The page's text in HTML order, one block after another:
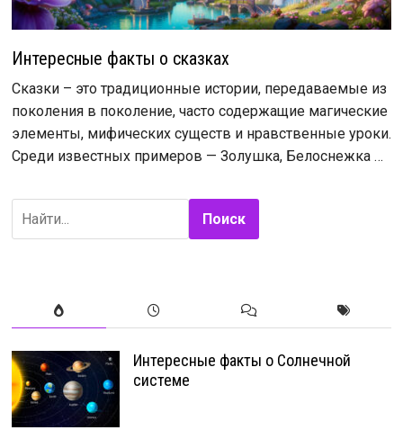
Интересные факты о сказках
Сказки – это традиционные истории, передаваемые из
поколения в поколение, часто содержащие магические
элементы, мифических существ и нравственные уроки.
Среди известных примеров — Золушка, Белоснежка …
Поиск
Интересные факты о Солнечной
системе